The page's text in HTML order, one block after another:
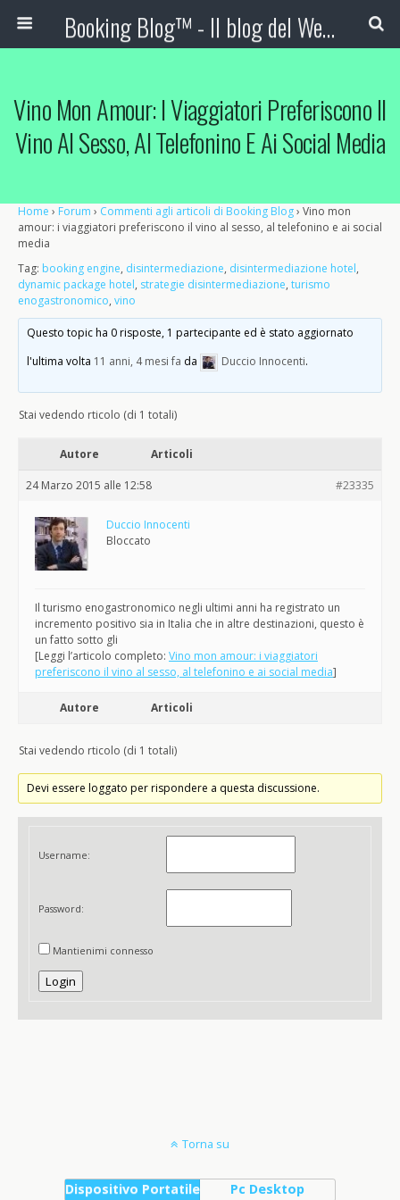
Booking Blog™ - Il blog del Web Marketing Turistico
Vino Mon Amour: I Viaggiatori Preferiscono Il
Vino Al Sesso, Al Telefonino E Ai Social Media
Home › Forum › Commenti agli articoli di Booking Blog› Vino mon
amour: i viaggiatori preferiscono il vino al sesso, al telefonino e ai social
media
Tag: booking engine, disintermediazione, disintermediazione hotel,
dynamic package hotel, strategie disintermediazione, turismo
enogastronomico, vino
Questo topic ha 0 risposte, 1 partecipante ed è stato aggiornato
l'ultima volta 11 anni, 4 mesi fa da Duccio Innocenti.
Stai vedendo rticolo (di 1 totali)
Autore Articoli
24 Marzo 2015 alle 12:58 #23335
Duccio Innocenti
Bloccato
Il turismo enogastronomico negli ultimi anni ha registrato un
incremento positivo sia in Italia che in altre destinazioni, questo è
un fatto sotto gli
[Leggi l’articolo completo: Vino mon amour: i viaggiatori
preferiscono il vino al sesso, al telefonino e ai social media]
Autore Articoli
Stai vedendo rticolo (di 1 totali)
Devi essere loggato per rispondere a questa discussione.
Username:
Password:
Mantienimi connesso
Login
Torna su
Dispositivo Portatile Pc Desktop